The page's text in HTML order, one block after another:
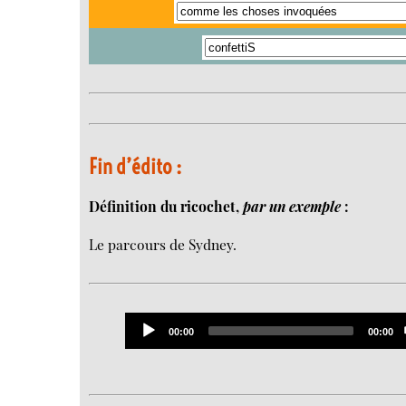
Fin d’édito :
Définition du ricochet,par un exemple:
Le parcours de Sydney.
Player
Current
00:00
Total
00:00